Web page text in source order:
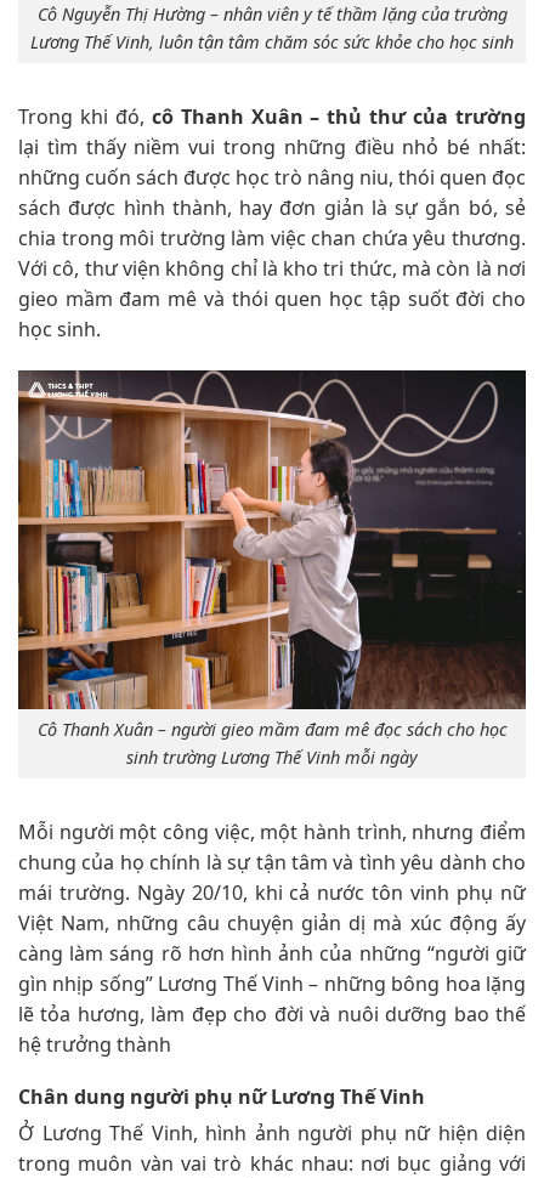
Cô Nguyễn Thị Hường – nhân viên y tế thầm lặng của trường
Lương Thế Vinh, luôn tận tâm chăm sóc sức khỏe cho học sinh
Trong khi đó, cô Thanh Xuân – thủ thư của trường
lại tìm thấy niềm vui trong những điều nhỏ bé nhất:
những cuốn sách được học trò nâng niu, thói quen đọc
sách được hình thành, hay đơn giản là sự gắn bó, sẻ
chia trong môi trường làm việc chan chứa yêu thương.
Với cô, thư viện không chỉ là kho tri thức, mà còn là nơi
gieo mầm đam mê và thói quen học tập suốt đời cho
học sinh.
Cô Thanh Xuân – người gieo mầm đam mê đọc sách cho học
sinh trường Lương Thế Vinh mỗi ngày
Mỗi người một công việc, một hành trình, nhưng điểm
chung của họ chính là sự tận tâm và tình yêu dành cho
mái trường. Ngày 20/10, khi cả nước tôn vinh phụ nữ
Việt Nam, những câu chuyện giản dị mà xúc động ấy
càng làm sáng rõ hơn hình ảnh của những “người giữ
gìn nhịp sống” Lương Thế Vinh – những bông hoa lặng
lẽ tỏa hương, làm đẹp cho đời và nuôi dưỡng bao thế
hệ trưởng thành
Chân dung người phụ nữ Lương Thế Vinh
Ở Lương Thế Vinh, hình ảnh người phụ nữ hiện diện
trong muôn vàn vai trò khác nhau: nơi bục giảng với